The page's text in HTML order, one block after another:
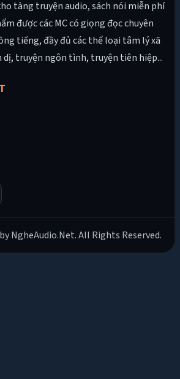
tàng truyện audio, sách nói miễn phí
được các MC có giọng đọc chuyên
tiếng, đầy đủ các thể loại tâm lý xã
truyện ngôn tình, truyện tiên hiệp...
NgheAudio.Net. All Rights Reserved.